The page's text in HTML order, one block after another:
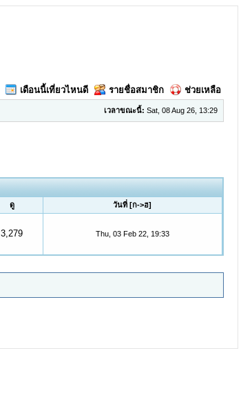
เดือนนี้เที่ยวไหนดี รายชื่อสมาชิก ช่วยเหลือ
เวลาขณะนี้: Sat, 08 Aug 26, 13:29
ดู วันที่ [ก->ฮ]
3,279 Thu, 03 Feb 22, 19:33